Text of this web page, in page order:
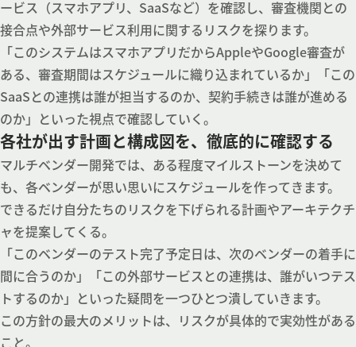
ービス（スマホアプリ、SaaSなど）を確認し、審査機関との
接合点や外部サービス利用に関するリスクを探ります。
「このシステムはスマホアプリだからAppleやGoogle審査が
ある、審査期間はスケジュールに織り込まれているか」「この
SaaSとの連携は誰が担当するのか、契約手続きは誰が進める
のか」といった視点で確認していく。
各社が出す計画と構成図を、徹底的に確認する
マルチベンダー開発では、ある程度マイルストーンを決めて
も、各ベンダーが思い思いにスケジュールを作ってきます。
できるだけ自分たちのリスクを下げられる計画やアーキテクチ
ャを提案してくる。
「このベンダーのテスト完了予定日は、次のベンダーの着手に
間に合うのか」「この外部サービスとの連携は、誰がいつテス
トするのか」といった疑問を一つひとつ潰していきます。
この方針の最大のメリットは、リスクが具体的で実効性がある
こと。